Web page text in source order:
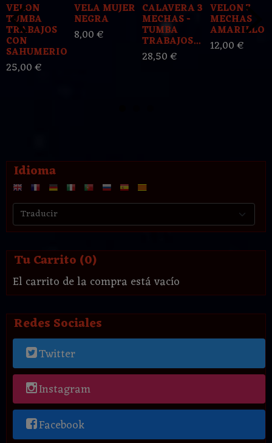
Idioma
Tu Carrito (0)
El carrito de la compra está vacío
Redes Sociales
Twitter
Instagram
Facebook
VELON
TUMBA
TRABAJOS
CON
SAHUMERIO...
25,00 €
VELA MUJER
NEGRA
8,00 €
CALAVERA 3
MECHAS -
TUMBA
TRABAJOS...
28,50 €
VELON 7
MECHAS
AMARILLO
12,00 €